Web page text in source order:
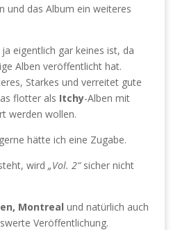
und das Album ein weiteres
eigentlich gar keines ist, da
Alben veröffentlicht hat.
Starkes und verreitet gute
flotter als Itchy-Alben mit
werden wollen.
hätte ich eine Zugabe.
wird „Vol. 2“sicher nicht
Montreal und natürlich auch
Veröffentlichung.